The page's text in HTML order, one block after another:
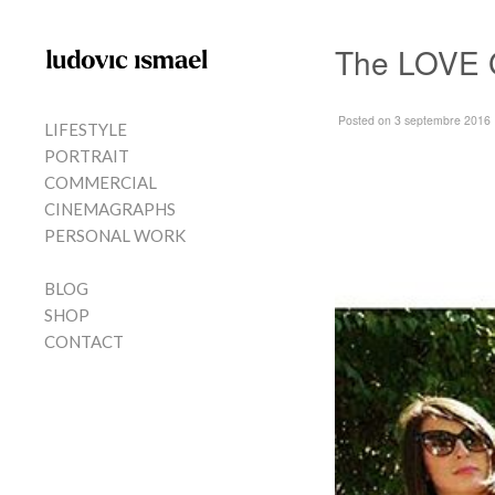
LIFESTYLE
PORTRAIT
COMMERCIAL
CINEMAGRAPHS
PERSONAL WORK
BLOG
SHOP
CONTACT
The LOVE
Posted on 3 septembre 2016